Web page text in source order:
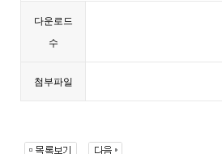
다운로드
수
첨부파일